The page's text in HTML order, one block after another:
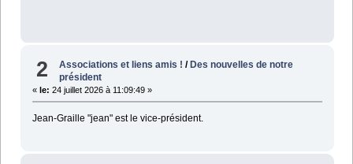
2 Associations et liens amis ! / Des nouvelles de notre
président
« le: 24 juillet 2026 à 11:09:49 »
Jean-Graille "jean" est le vice-président.